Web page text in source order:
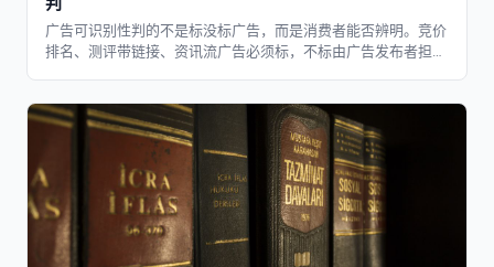
广告可识别性判的不是标没标广告，而是消费者能否辨明。竞价
排名、测评带链接、资讯流广告必须标，不标由广告发布者担责